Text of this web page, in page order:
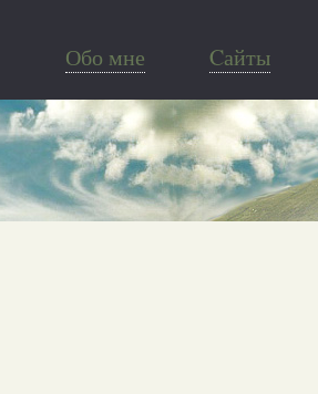
Обо мне Cайты